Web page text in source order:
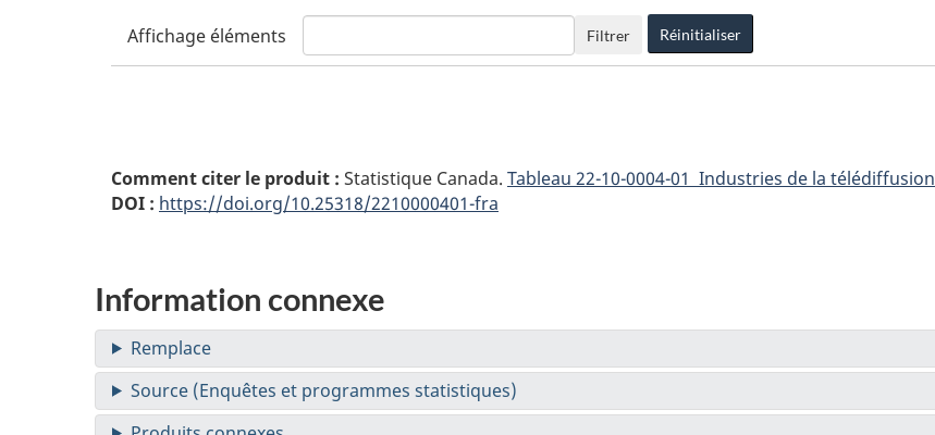
Affichage éléments Filtrer Réinitialiser
Comment citer le produit : Statistique Canada. Tableau 22-10-0004-01 Industries de la télédiffusion
DOI : https://doi.org/10.25318/2210000401-fra
Information connexe